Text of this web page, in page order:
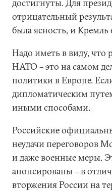
достигнуты. Для
отрицательный
была ясность, и Кремль
Надо иметь в виду,
НАТО – это на самом
политики в Европе.
дипломатическим
иными способами.
Российские
неудачи переговоров
и даже военные меры.
анонсированы – в
вторжения России на